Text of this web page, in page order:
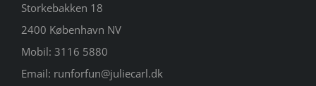
Storkebakken 18
2400 København NV
Mobil: 3116 5880
Email: runforfun@juliecarl.dk